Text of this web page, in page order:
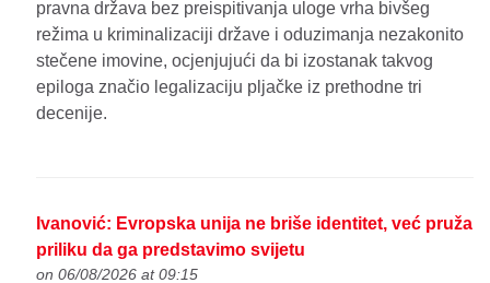
pravna država bez preispitivanja uloge vrha bivšeg
režima u kriminalizaciji države i oduzimanja nezakonito
stečene imovine, ocjenjujući da bi izostanak takvog
epiloga značio legalizaciju pljačke iz prethodne tri
decenije.
Ivanović: Evropska unija ne briše identitet, već pruža
priliku da ga predstavimo svijetu
on 06/08/2026 at 09:15